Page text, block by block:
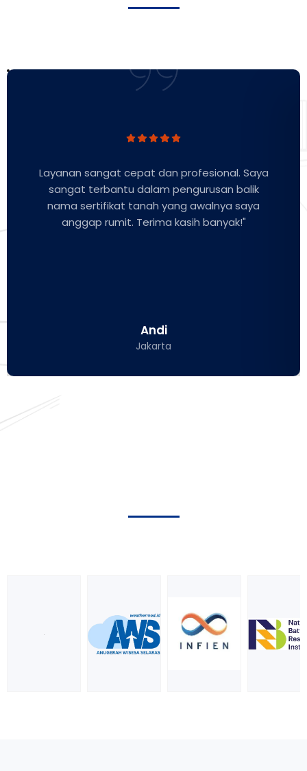
Layanan sangat cepat dan profesional. Saya
sangat terbantu dalam pengurusan balik
nama sertifikat tanah yang awalnya saya
anggap rumit. Terima kasih banyak!"
Andi
Jakarta